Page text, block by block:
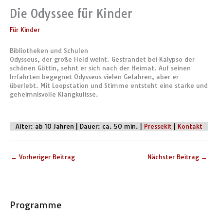
Die Odyssee für Kinder
Für Kinder
Bibliotheken und Schulen
Odysseus, der große Held weint. Gestrandet bei Kalypso der
schönen Göttin, sehnt er sich nach der Heimat. Auf seinen
Irrfahrten begegnet Odysseus vielen Gefahren, aber er
überlebt. Mit Loopstation und Stimme entsteht eine starke und
geheimnisvolle Klangkulisse.
Alter: ab 10 Jahren | Dauer: ca. 50 min. | Pressekit Kontakt
← Vorheriger Beitrag Nächster Beitrag →
Programme